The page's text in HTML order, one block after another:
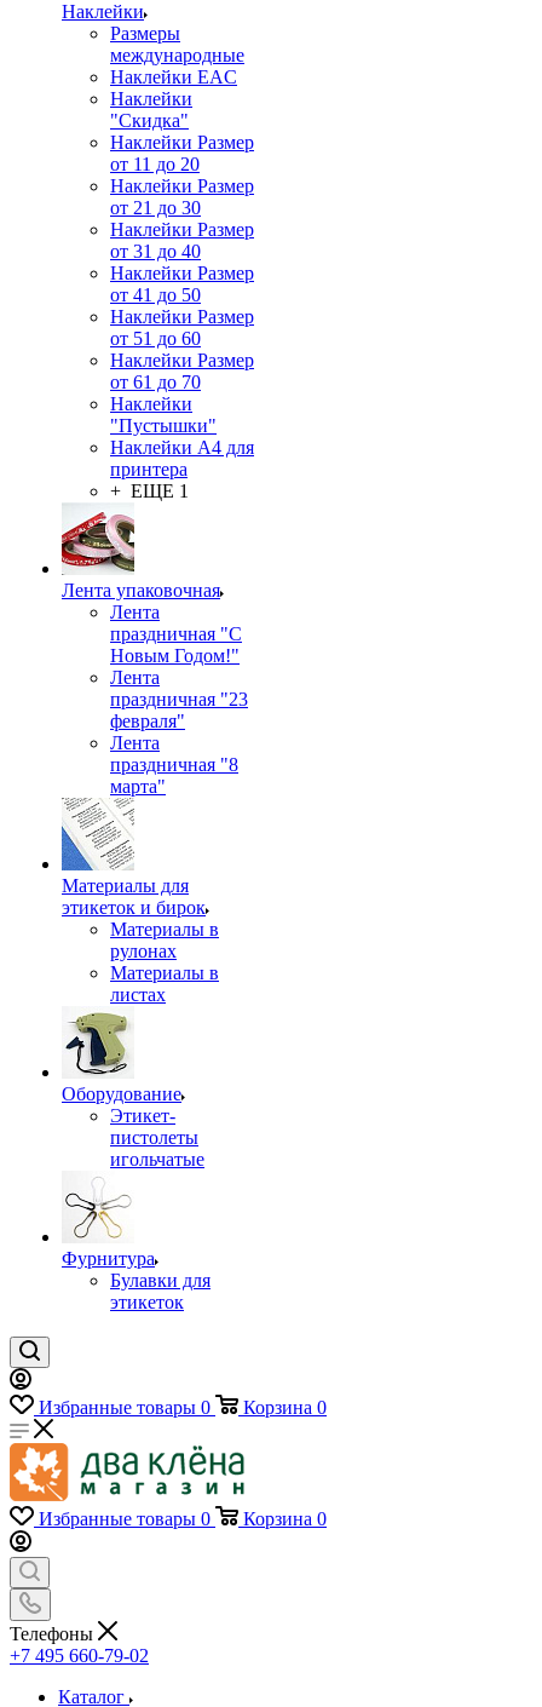
Наклейки
Размеры
международные
Наклейки EAC
Наклейки
"Скидка"
Наклейки Размер
от 11 до 20
Наклейки Размер
от 21 до 30
Наклейки Размер
от 31 до 40
Наклейки Размер
от 41 до 50
Наклейки Размер
от 51 до 60
Наклейки Размер
от 61 до 70
Наклейки
"Пустышки"
Наклейки А4 для
принтера
+ ЕЩЕ 1
Лента упаковочная
Лента
праздничная "С
Новым Годом!"
Лента
праздничная "23
февраля"
Лента
праздничная "8
марта"
Материалы для
этикеток и бирок
Материалы в
рулонах
Материалы в
листах
Оборудование
Этикет-
пистолеты
игольчатые
Фурнитура
Булавки для
этикеток
Избранные товары 0 Корзина 0
Избранные товары 0 Корзина 0
Телефоны
+7 495 660-79-02
Каталог